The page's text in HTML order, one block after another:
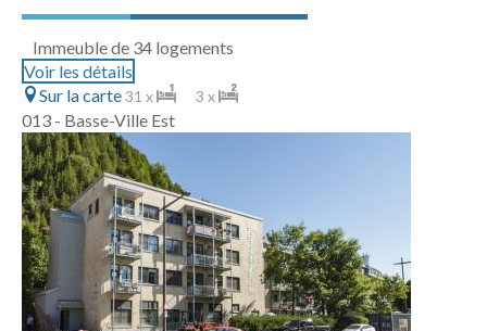
Immeuble de 34 logements
Voir les détails
Sur la carte31 x 3 x
013 - Basse-Ville Est